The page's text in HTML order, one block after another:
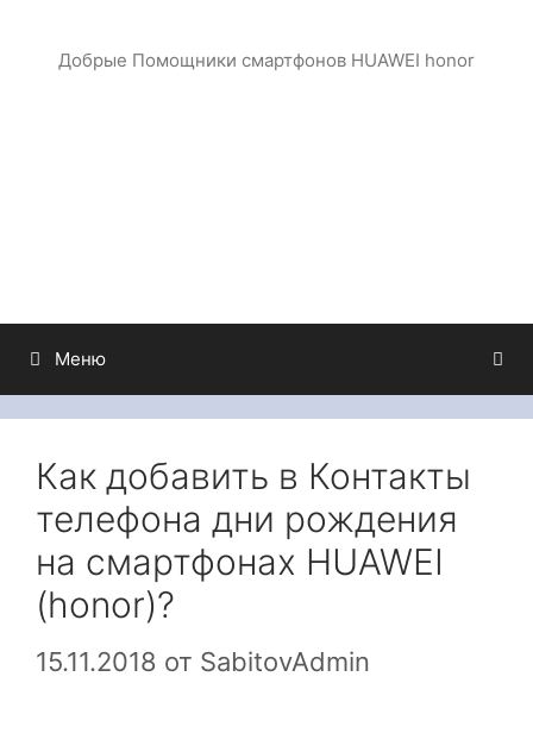
Добрые Помощники смартфонов HUAWEI honor
Меню
Как добавить в Контакты
телефона дни рождения
на смартфонах HUAWEI
(honor)?
15.11.2018 от SabitovAdmin